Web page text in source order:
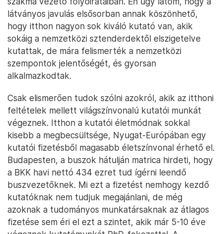
külföldiekhez képest, mi az, amiben le van
maradva?
A külföldi tanulmányaim kezdetekor
tapasztaltakhoz viszonyítva a kutatás színvonala
mára nagymértékben felzárkózott a nemzetközi
normákhoz – a saját szakterületemen. A folyamatos
Kutatóközpont az utóbbi öt évben megduplázta
tudományos publikációinak számát, úgy, hogy
közben jóval nagyobb súllyal jelenünk meg a
szakma vezető folyóirataiban. Én úgy látom, hogy a
látványos javulás elsősorban annak köszönhető,
hogy itthon nagyon sok kiváló kutató van, akik
sokáig a nemzetközi sztenderdektől elszigetelve
kutattak, de mára felismerték a nemzetközi
szempontok jelentőségét, és gyorsan
alkalmazkodtak.